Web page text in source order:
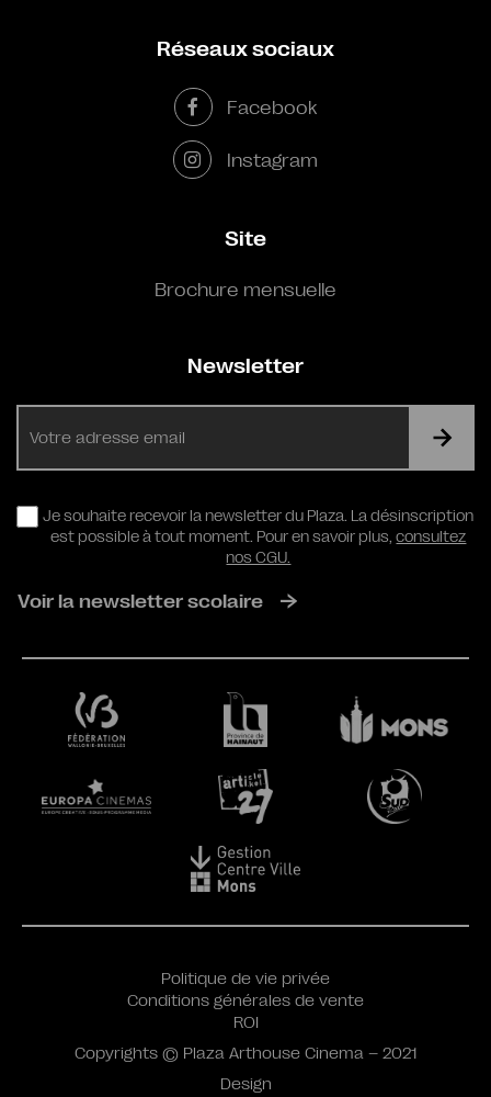
Réseaux sociaux
Facebook
Instagram
Site
Brochure mensuelle
Newsletter
RGPD
Je souhaite recevoir la newsletter du Plaza. La désinscription
est possible à tout moment. Pour en savoir plus,consultez
nos CGU.
Voir la newsletter scolaire
Design
Politique de vie privée
Conditions générales de vente
ROI
Copyrights © Plaza Arthouse Cinema – 2021